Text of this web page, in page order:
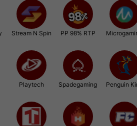
Stream N Spin
Playtech
PP 98% RTP
Spadegaming Penguin